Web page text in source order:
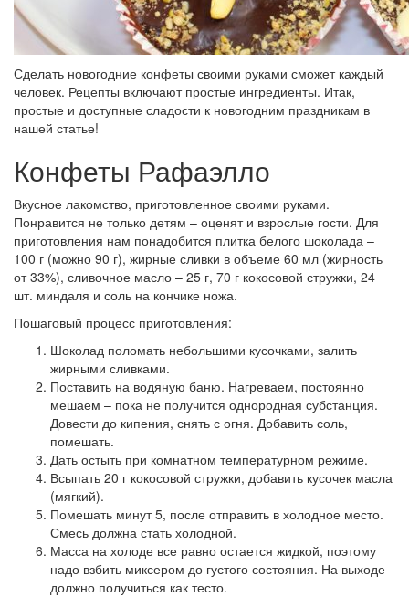
Сделать новогодние конфеты своими руками сможет каждый
человек. Рецепты включают простые ингредиенты. Итак,
простые и доступные сладости к новогодним праздникам в
нашей статье!
Конфеты Рафаэлло
Вкусное лакомство, приготовленное своими руками.
Понравится не только детям – оценят и взрослые гости. Для
приготовления нам понадобится плитка белого шоколада –
100 г (можно 90 г), жирные сливки в объеме 60 мл (жирность
от 33%), сливочное масло – 25 г, 70 г кокосовой стружки, 24
шт. миндаля и соль на кончике ножа.
Пошаговый процесс приготовления:
Шоколад поломать небольшими кусочками, залить
жирными сливками.
Поставить на водяную баню. Нагреваем, постоянно
мешаем – пока не получится однородная субстанция.
Довести до кипения, снять с огня. Добавить соль,
помешать.
Дать остыть при комнатном температурном режиме.
Всыпать 20 г кокосовой стружки, добавить кусочек масла
(мягкий).
Помешать минут 5, после отправить в холодное место.
Смесь должна стать холодной.
Масса на холоде все равно остается жидкой, поэтому
надо взбить миксером до густого состояния. На выходе
должно получиться как тесто.